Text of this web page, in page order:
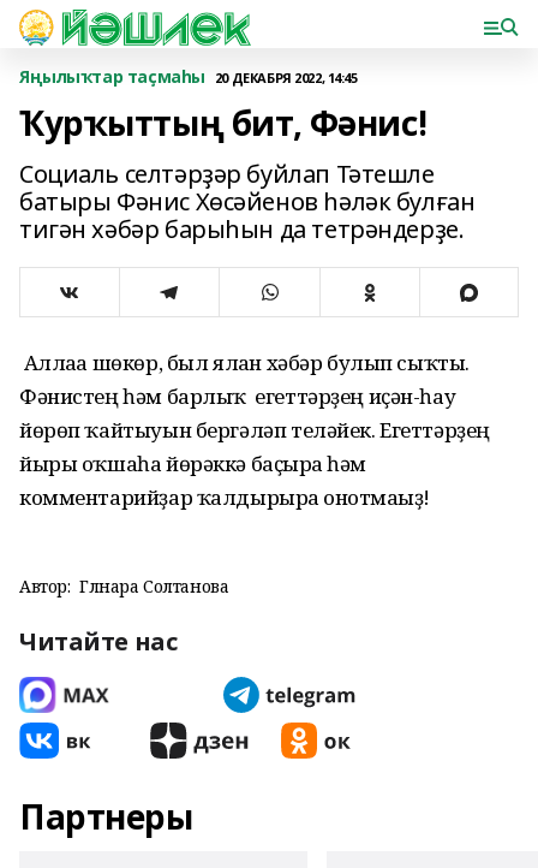
Яңылыҡтар таҫмаһы 20 ДЕКАБРЯ 2022, 14:45
Ҡурҡыттың бит, Фәнис!
Социаль селтәрҙәр буйлап Тәтешле
батыры Фәнис Хөсәйенов һәләк булған
тигән хәбәр барыһын да тетрәндерҙе.
Аллаға шөкөр, был ялған хәбәр булып сыҡты.
Фәнистең һәм барлыҡ егеттәрҙең иҫән-һау
йөрөп ҡайтыуын бергәләп теләйек. Егеттәрҙең
йыры оҡшаһа йөрәккә баҫырға һәм
комментарийҙар ҡалдырырға онотмағыҙ!
Автор: Гөлнара Солтанова
Читайте нас
Партнеры